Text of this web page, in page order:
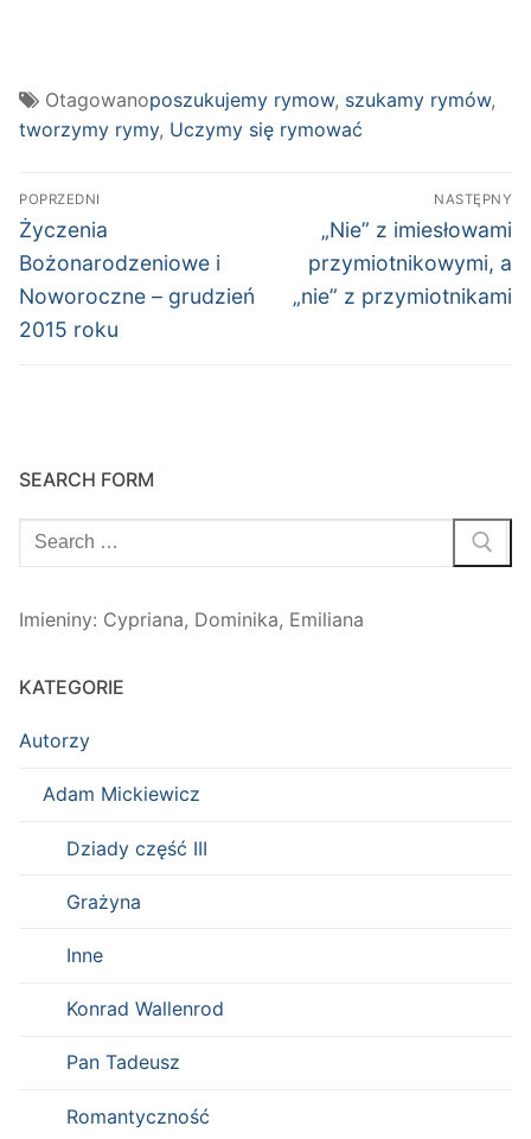
Otagowanoposzukujemy rymow, szukamy rymów,
tworzymy rymy, Uczymy się rymować
Nawigacja
wpisu
POPRZEDNI
Poprzedni
wpis:
Życzenia
Bożonarodzeniowe i
Noworoczne – grudzień
2015 roku
NASTĘPNY
Następny
wpis:
„Nie” z imiesłowami
przymiotnikowymi, a
„nie” z przymiotnikami
SEARCH FORM
Szukaj:
Imieniny: Cypriana, Dominika, Emiliana
KATEGORIE
Autorzy
Adam Mickiewicz
Dziady część III
Grażyna
Inne
Konrad Wallenrod
Pan Tadeusz
Romantyczność